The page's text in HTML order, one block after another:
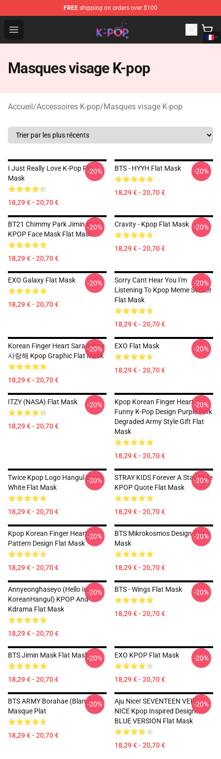
FREE shipping on orders over $100
Open menu
K-pop Store - Official K-pop Merchandise Shop
Masques visage K-pop
Accueil/Accessoires K-pop/Masques visage K-pop
I Just Really Love K-Pop Flat
Mask
18,29 € - 20,70 €
-20% BTS - HYYH Flat Mask
18,29 € - 20,70 €
-20%
BT21 Chimmy Park Jimin BTS
KPOP Face Mask Flat Mask
18,29 € - 20,70 €
-20% Cravity - Kpop Flat Mask
18,29 € - 20,70 €
-20%
EXO Galaxy Flat Mask
18,29 € - 20,70 €
-20%
Sorry Cant Hear You I'm
Listening To Kpop Meme Sticker
Flat Mask
18,29 € - 20,70 €
-20%
Korean Finger Heart Saranghae
사랑해 Kpop Graphic Flat Mask
18,29 € - 20,70 €
-20% EXO Flat Mask
18,29 € - 20,70 €
-20%
ITZY (NASA) Flat Mask
18,29 € - 20,70 €
-20%
Kpop Korean Finger Heart,
Funny K-Pop Design Purple Pink
Degraded Army Style Gift Flat
Mask
18,29 € - 20,70 €
-20%
Twice Kpop Logo Hangul Black
White Flat Mask
18,29 € - 20,70 €
-20%
STRAY KIDS Forever A Stay Cute
KPOP Quote Flat Mask
18,29 € - 20,70 €
-20%
Kpop Korean Finger Heart
Pattern Design Flat Mask
18,29 € - 20,70 €
-20%
BTS Mikrokosmos Design Flat
Mask
18,29 € - 20,70 €
-20%
Annyeonghaseyo (Hello In
KoreanHangul) KPOP And
Kdrama Flat Mask
18,29 € - 20,70 €
-20% BTS - Wings Flat Mask
18,29 € - 20,70 €
-20%
BTS Jimin Mask Flat Mask
18,29 € - 20,70 €
-20% EXO KPOP Flat Mask
18,29 € - 20,70 €
-20%
BTS ARMY Borahae (blanc)
Masque Plat
18,29 € - 20,70 €
-20%
Aju Nice! SEVENTEEN VERY
NICE Kpop Inspired Design.
BLUE VERSION Flat Mask
18,29 € - 20,70 €
-20%